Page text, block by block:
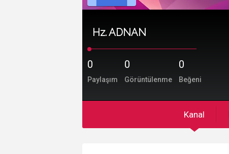
Hz. ADNAN
0
Paylaşım
0
Görüntülenme
0
Beğeni
Kanal